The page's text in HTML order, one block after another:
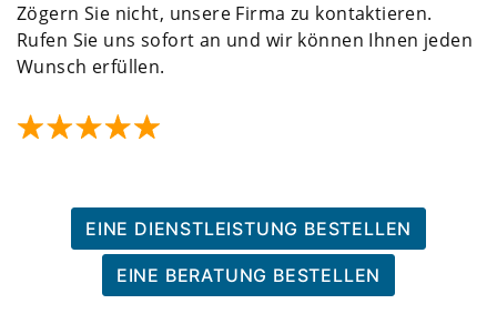
Zögern Sie nicht, unsere Firma zu kontaktieren.
Rufen Sie uns sofort an und wir können Ihnen jeden
Wunsch erfüllen.
EINE DIENSTLEISTUNG BESTELLEN
EINE BERATUNG BESTELLEN